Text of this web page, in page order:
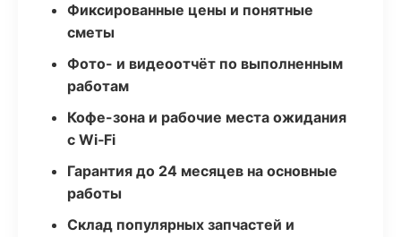
Фиксированные цены и понятные
сметы
Фото- и видеоотчёт по выполненным
работам
Кофе-зона и рабочие места ожидания
с Wi‑Fi
Гарантия до 24 месяцев на основные
работы
Склад популярных запчастей и